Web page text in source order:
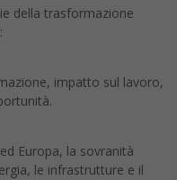
della trasformazione
impatto sul lavoro,
Europa, la sovranità
le infrastrutture e il